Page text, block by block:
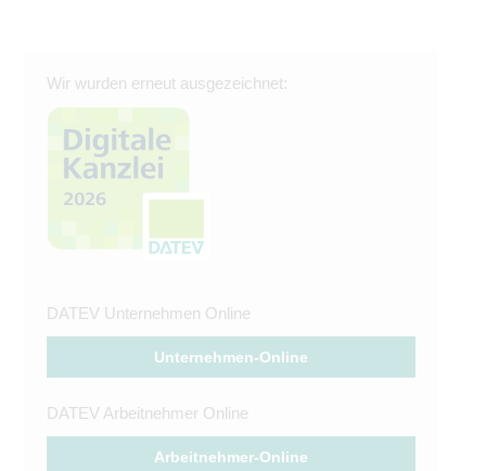
Wir wurden erneut ausgezeichnet:
DATEV Unternehmen Online
Unternehmen-Online
DATEV Arbeitnehmer Online
Arbeitnehmer-Online